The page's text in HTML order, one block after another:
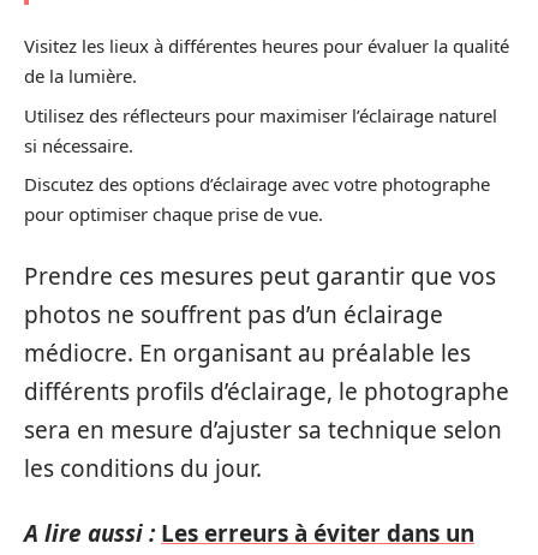
Visitez les lieux à différentes heures pour évaluer la qualité
de la lumière.
Utilisez des réflecteurs pour maximiser l’éclairage naturel
si nécessaire.
Discutez des options d’éclairage avec votre photographe
pour optimiser chaque prise de vue.
Prendre ces mesures peut garantir que vos
photos ne souffrent pas d’un éclairage
médiocre. En organisant au préalable les
différents profils d’éclairage, le photographe
sera en mesure d’ajuster sa technique selon
les conditions du jour.
A lire aussi : Les erreurs à éviter dans un